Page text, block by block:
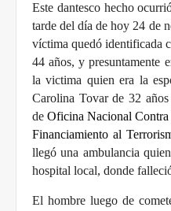
Este dantesco hecho
tarde del día de hoy 24 de
víctima quedó identificada
44 años, y presuntamente
la victima quien era la
Carolina Tovar de 32
deOficina Nacional
Financiamiento al
llegó una ambulancia
hospital local, donde
El hombre luego de